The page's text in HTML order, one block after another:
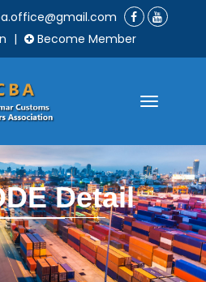
| Become Member
Toggle
Detail